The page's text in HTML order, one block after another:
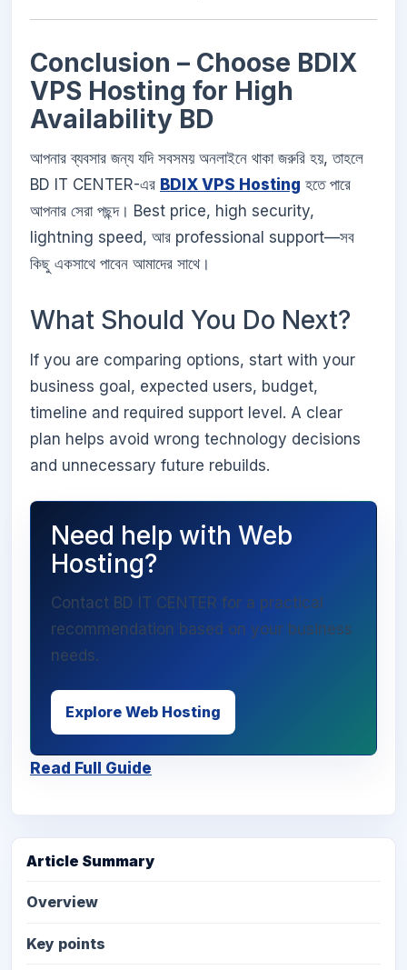
Conclusion – Choose BDIX
VPS Hosting for High
Availability BD
আপনার ব্যবসার জন্য যদি সবসময় অনলাইনে থাকা জরুরি হয়, তাহলে
BD IT CENTER-এর BDIX VPS Hosting হতে পারে
আপনার সেরা পছন্দ। Best price, high security,
lightning speed, আর professional support—সব
কিছু একসাথে পাবেন আমাদের সাথে।
What Should You Do Next?
If you are comparing options, start with your
business goal, expected users, budget,
timeline and required support level. A clear
plan helps avoid wrong technology decisions
and unnecessary future rebuilds.
Need help with Web
Hosting?
Contact BD IT CENTER for a practical
recommendation based on your business
needs.
Explore Web Hosting
Read Full Guide
Article Summary
Overview
Key points